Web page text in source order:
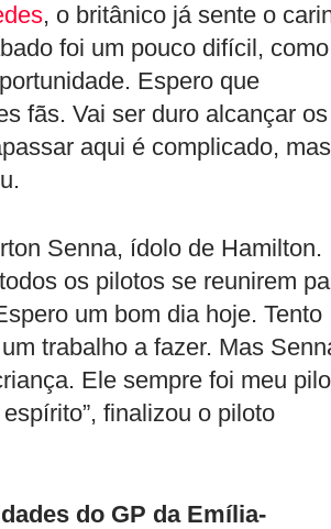
, o britânico já sente o
foi um pouco difícil, como
Espero que
fãs. Vai ser duro alcançar os
aqui é complicado, mas
Senna, ídolo de Hamilton.
os pilotos se reunirem
um bom dia hoje. Tento
trabalho a fazer. Mas
Ele sempre foi meu
finalizou o piloto
do GP da Emília-